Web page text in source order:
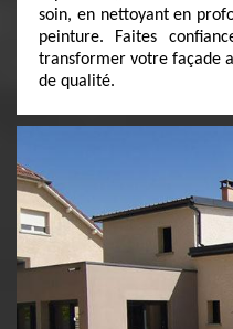
soin, en nettoyant en
peinture. Faites
transformer votre façade
de qualité.